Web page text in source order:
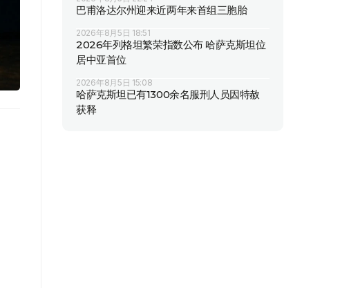
巴甫洛达尔州迎来近两年来首组三胞胎
2026年8月5日 18:51
2026年列格坦繁荣指数公布 哈萨克斯坦位
居中亚首位
2026年8月5日 15:08
哈萨克斯坦已有1300余名服刑人员因特赦
获释